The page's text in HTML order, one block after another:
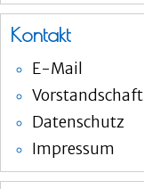
Kontakt
E-Mail
Vorstandschaft
Datenschutz
Impressum